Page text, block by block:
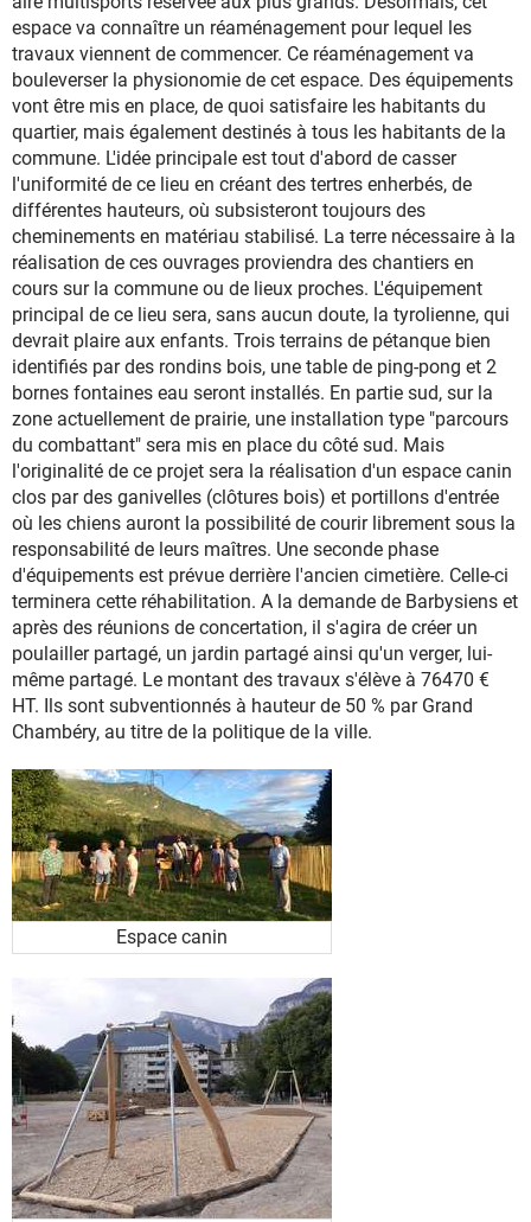
espace va connaître un réaménagement pour lequel les
travaux viennent de commencer. Ce réaménagement va
bouleverser la physionomie de cet espace. Des équipements
vont être mis en place, de quoi satisfaire les habitants du
quartier, mais également destinés à tous les habitants de la
commune. L'idée principale est tout d'abord de casser
l'uniformité de ce lieu en créant des tertres enherbés, de
différentes hauteurs, où subsisteront toujours des
cheminements en matériau stabilisé. La terre nécessaire à la
réalisation de ces ouvrages proviendra des chantiers en
cours sur la commune ou de lieux proches. L'équipement
principal de ce lieu sera, sans aucun doute, la tyrolienne, qui
devrait plaire aux enfants. Trois terrains de pétanque bien
identifiés par des rondins bois, une table de ping-pong et 2
bornes fontaines eau seront installés. En partie sud, sur la
zone actuellement de prairie, une installation type "parcours
du combattant" sera mis en place du côté sud. Mais
l'originalité de ce projet sera la réalisation d'un espace canin
clos par des ganivelles (clôtures bois) et portillons d'entrée
où les chiens auront la possibilité de courir librement sous la
responsabilité de leurs maîtres. Une seconde phase
d'équipements est prévue derrière l'ancien cimetière. Celle-ci
terminera cette réhabilitation. A la demande de Barbysiens et
après des réunions de concertation, il s'agira de créer un
poulailler partagé, un jardin partagé ainsi qu'un verger, lui-
même partagé. Le montant des travaux s'élève à 76470 €
HT. Ils sont subventionnés à hauteur de 50 % par Grand
Chambéry, au titre de la politique de la ville.
Espace canin